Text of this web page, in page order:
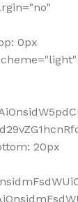
0px
20px